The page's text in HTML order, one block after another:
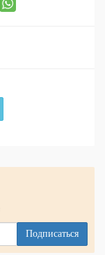
Подписаться